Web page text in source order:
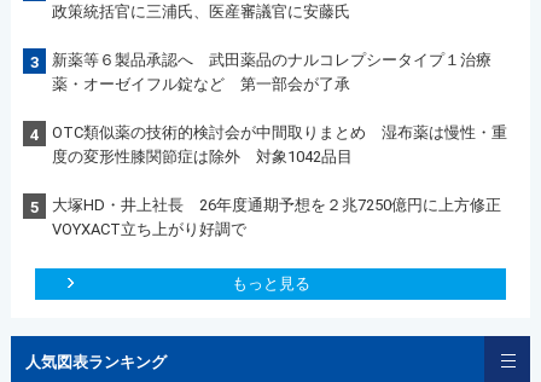
政策統括官に三浦氏、医産審議官に安藤氏
3
新薬等６製品承認へ 武田薬品のナルコレプシータイプ１治療
薬・オーゼイフル錠など 第一部会が了承
4
OTC類似薬の技術的検討会が中間取りまとめ 湿布薬は慢性・重
度の変形性膝関節症は除外 対象1042品目
5
大塚HD・井上社長 26年度通期予想を２兆7250億円に上方修正
VOYXACT立ち上がり好調で
もっと見る
人気図表ランキング